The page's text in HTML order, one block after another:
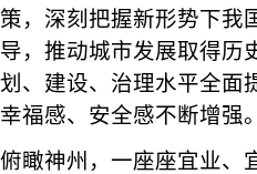
策，深刻把握新形势下我
导，推动城市发展取得历
划、建设、治理水平全面
幸福感、安全感不断增强。
俯瞰神州，一座座宜业、